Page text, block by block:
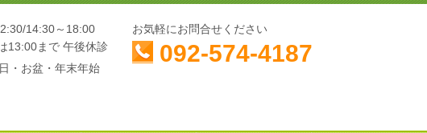
14:30～18:00
13:00まで 午後休診
・お盆・年末年始
お気軽にお問合せください
092-574-4187